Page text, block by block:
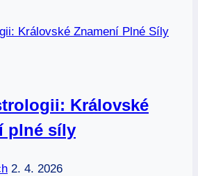
astrologii:
Královské
plné síly
2. 4. 2026